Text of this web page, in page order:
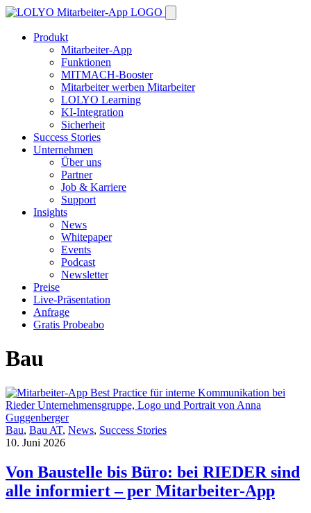
Produkt
Mitarbeiter-App
Funktionen
MITMACH-Booster
Mitarbeiter werben Mitarbeiter
LOLYO Learning
KI-Integration
Sicherheit
Success Stories
Unternehmen
Über uns
Partner
Job & Karriere
Support
Insights
News
Whitepaper
Events
Podcast
Newsletter
Preise
Live-Präsentation
Anfrage
Gratis Probeabo
Bau
Bau, Bau AT, News, Success Stories
10. Juni 2026
Von Baustelle bis Büro: bei RIEDER sind
alle informiert – per Mitarbeiter-App